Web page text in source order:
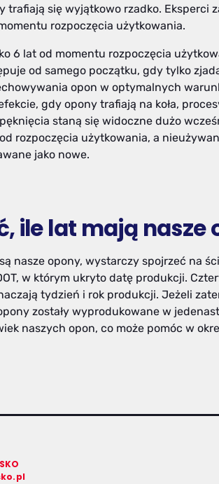
trafiają się wyjątkowo rzadko. Eksperci
rozpoczęcia użytkowania.
6 lat od momentu rozpoczęcia
od samego początku, gdy tylko
opon w optymalnych
gdy opony trafiają na koła,
staną się widoczne dużo
rozpoczęcia użytkowania, a
jako nowe.
ile lat mają nasze
nasze opony, wystarczy spojrzeć na
w którym ukryto datę produkcji.
tydzień i rok produkcji. Jeżeli
zostały wyprodukowane w
naszych opon, co może pomóc w